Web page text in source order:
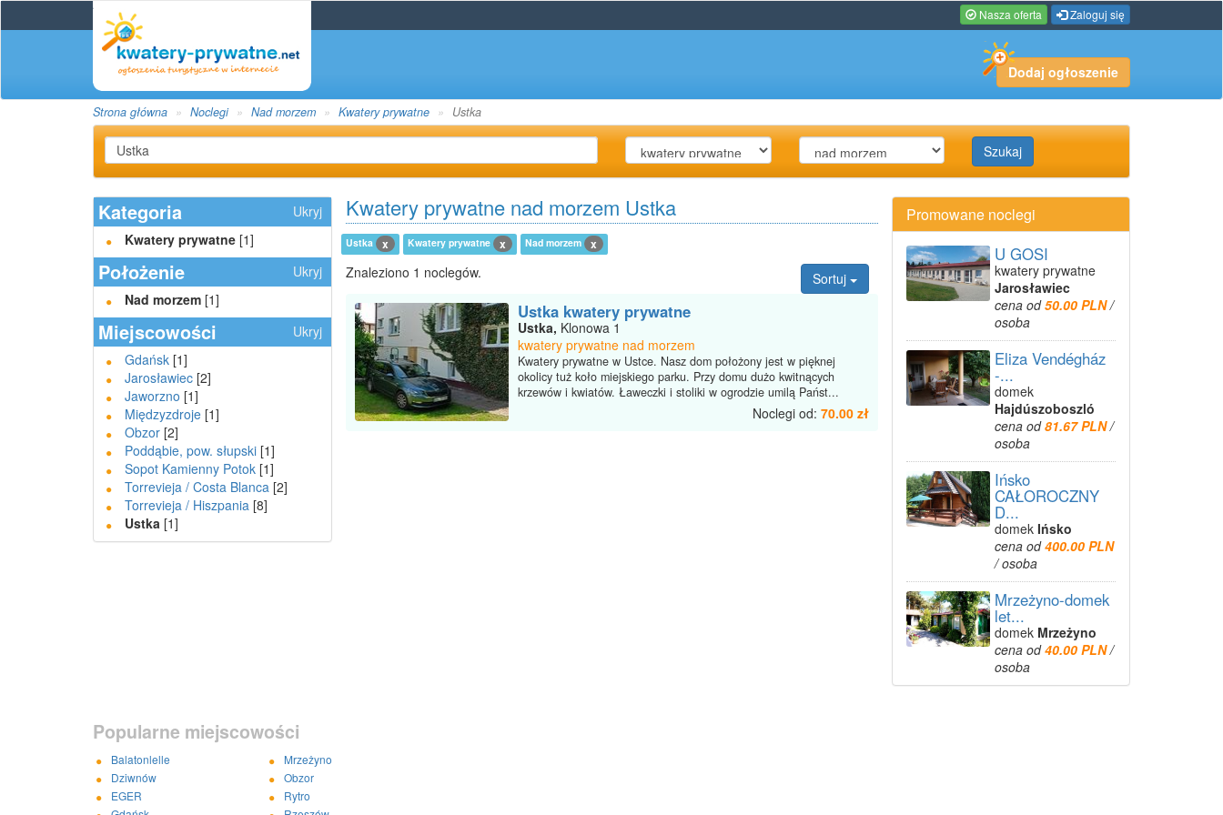
Nasza oferta Zaloguj się
Dodaj ogłoszenie
Strona główna Noclegi Nad morzem Kwatery prywatne Ustka
Szukaj
Kategoria
Ukryj
Kwatery prywatne [1]
Położenie
Ukryj
Nad morzem [1]
Miejscowości
Ukryj
Gdańsk [1]
Jarosławiec [2]
Jaworzno [1]
Międzyzdroje [1]
Obzor [2]
Poddąbie, pow. słupski [1]
Sopot Kamienny Potok [1]
Torrevieja / Costa Blanca [2]
Torrevieja / Hiszpania [8]
Ustka [1]
Kwatery prywatne nad morzem Ustka
Ustka x Kwatery prywatne x Nad morzem x
Znaleziono 1 noclegów. Sortuj
Ustka kwatery prywatne
Ustka, Klonowa 1
kwatery prywatne nad morzem
Kwatery prywatne w Ustce. Nasz dom położony jest w pięknej
okolicy tuż koło miejskiego parku. Przy domu dużo kwitnących
krzewów i kwiatów. Ławeczki i stoliki w ogrodzie umilą Państ...
Noclegi od: 70.00 zł
Promowane noclegi
U GOSI
kwatery prywatne
Jarosławiec
cena od50.00 PLN/
osoba
Eliza Vendégház
-...
domek
Hajdúszoboszló
cena od81.67 PLN/
osoba
Ińsko
CAŁOROCZNY
D...
domek Ińsko
cena od400.00 PLN
/ osoba
Mrzeżyno-domek
let...
domek Mrzeżyno
cena od40.00 PLN/
osoba
Popularne miejscowości
Balatonlelle
Dziwnów
EGER
Mrzeżyno
Obzor
Rytro